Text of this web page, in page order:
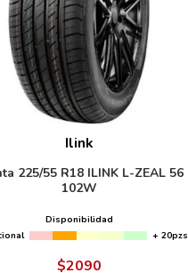
Ilink
225/55 R18 ILINK L-ZEAL 56
102W
Disponibilidad
+ 20pzs
$2090